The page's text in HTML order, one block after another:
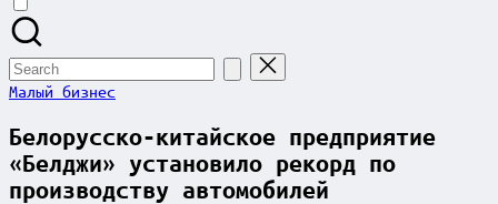
Search
for:
Posted
Малый бизнес
Белорусско-китайское предприятие
«Белджи» установило рекорд по
производству автомобилей